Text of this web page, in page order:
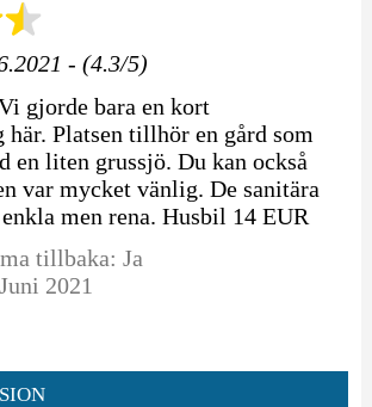
- (4.3/5)
gjorde bara en kort
Platsen tillhör en gård som
en liten grussjö. Du kan också
var mycket vänlig. De sanitära
men rena. Husbil 14 EUR
tillbaka: Ja
2021